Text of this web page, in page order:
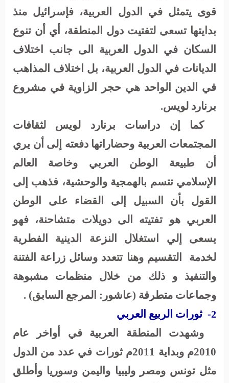
قوى يتمثل في الدول العربية، فإسرائيل منذ
بدايتها تسعى لتفتيت دول المنطقة، أي أن تنوع
السكان في الدول العربية الى جانب اختلاف
الديانات في الدول العربية، بل اختلاف المذاهب
في الدين الواحد هي حجر الزاوية في مشروع
برنارد لويس.
كما إن دراسات برنارد لويس لثقافات
المجتمعات العربية وحضاراتها دفعته إلى أن يري
أن طبيعة الوطن العربي وخاصة العالم
الإسلامي تتسم بالهمجية والوحشية، فذهب إلى
القول بأن السبيل إلى القضاء على الوطن
العربي هو تفتيته الى دويلات متشاحنة، فهو
يسعى إلي استغلال النزعة الدينية الفطرية
لخدمة
التقسيم وهنا تتعدد وسائل زراعة الفتنة
والتنفيذ و ذلك من خلال منظمات مشبوهة
وجماعات متطرفة (عاشور: المرجع السابق) .
2-
ثورات الربيع العربي
وشهدت المنطقة العربية في أواخر عام
2010م وبداية 2011م ثورات في عدد من الدول
مثل تونس ومصر وليبيا واليمن وسوريا وأطلق